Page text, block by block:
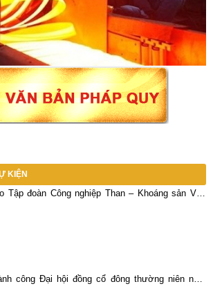
KIỆN
Tập đoàn Công nghiệp Than – Khoáng sản Việt
nhân viên Tổng công ty Khoáng sản
công Đại hội đồng cổ đông thường niên năm